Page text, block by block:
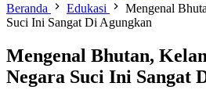
Beranda
Edukasi
Mengenal
Suci Ini Sangat Di Agungkan
Mengenal Bhutan,
Negara Suci Ini Sangat